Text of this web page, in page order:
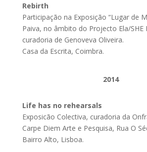
Rebirth
Participação na Exposição “Lugar de
Paiva, no âmbito do Projecto Ela/SHE
curadoria de Genoveva Oliveira.
Casa da Escrita, Coimbra.
2014
Life has no rehearsals
Exposicão Colectiva, curadoria da
Carpe Diem Arte e Pesquisa, Rua O
Bairro Alto, Lisboa.